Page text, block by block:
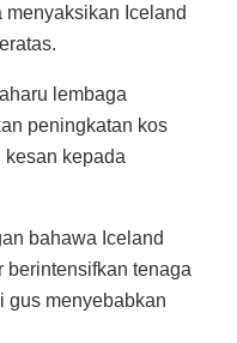
Iceland
lembaga
peningkatan kos
kepada
bahawa Iceland
berintensifkan tenaga
gus menyebabkan